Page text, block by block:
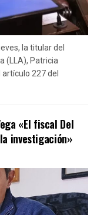
la titular del
(LLA), Patricia
227 del
«El fiscal Del
investigación»